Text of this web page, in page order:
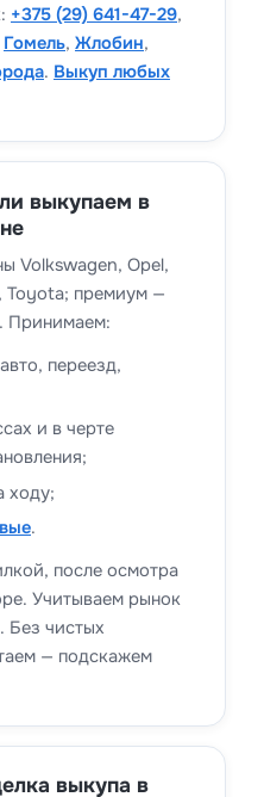
+375 (29) 641-47-29,
Гомель, Жлобин,
. Выкуп любых
выкупаем в
Volkswagen, Opel,
Toyota; премиум —
. Принимаем:
переезд,
и в черте
ходу;
.
после осмотра
Учитываем рынок
Без чистых
— подскажем
выкупа в